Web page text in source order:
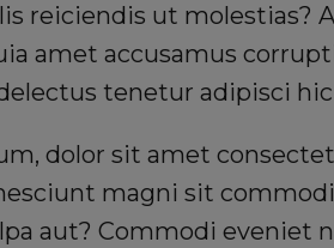
reiciendis ut molestias?
amet accusamus
tenetur adipisci
dolor sit amet
magni sit
aut? Commodi eveniet